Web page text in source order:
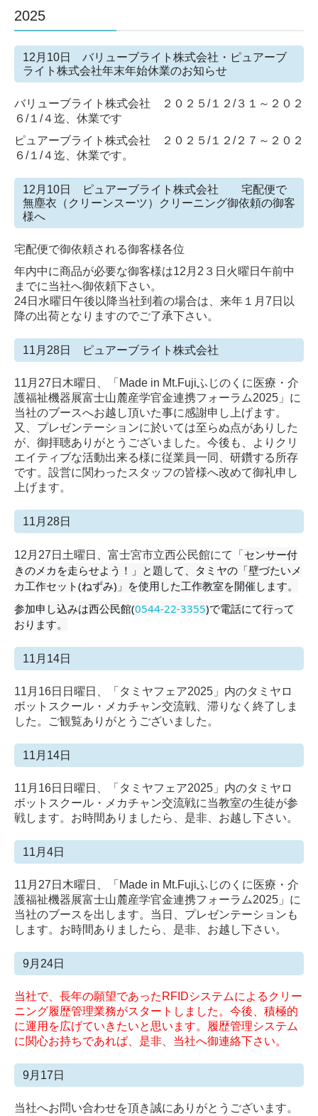
2025
12月10日 バリューブライト株式会社・ピュアーブ
ライト株式会社年末年始休業のお知らせ
バリューブライト株式会社 ２０２５/１２/３１～２０２
６/１/４迄、休業です
ピュアーブライト株式会社 ２０２５/１２/２７～２０２
６/１/４迄、休業です。
12月10日 ピュアーブライト株式会社 宅配便で
無塵衣（クリーンスーツ）クリーニング御依頼の御客
様へ
宅配便で御依頼される御客様各位
年内中に商品が必要な御客様は12月2３日火曜日午前中
までに当社へ御依頼下さい。
24日水曜日午後以降当社到着の場合は、来年１月7日以
降の出荷となりますのでご了承下さい。
11月28日 ピュアーブライト株式会社
11月27日木曜日、「Made in Mt.Fujiふじのくに医療・介
護福祉機器展富士山麓産学官金連携フォーラム2025」に
当社のブースへお越し頂いた事に感謝申し上げます。
又、プレゼンテーションに於いては至らぬ点がありした
が、御拝聴ありがとうございました。今後も、よりクリ
エイティブな活動出来る様に従業員一同、研鑽する所存
です。設営に関わったスタッフの皆様へ改めて御礼申し
上げます。
11月28日
12月27日土曜日、富士宮市立西公民館にて「 センサー付
きのメカを走らせよう！」と題して、タミヤの「壁づたいメ
カ工作セット(ねずみ)」を使用した工作教室を開催します。
参加申し込みは西公民館(0544-22-3355)で電話にて行って
おります。
11月14日
11月16日日曜日、「タミヤフェア2025」内のタミヤロ
ボットスクール・メカチャン交流戦、滞りなく終了しま
した。ご観覧ありがとうございました。
11月14日
11月16日日曜日、「タミヤフェア2025」内のタミヤロ
ボットスクール・メカチャン交流戦に当教室の生徒が参
戦します。お時間ありましたら、是非、お越し下さい。
11月4日
11月27日木曜日、「Made in Mt.Fujiふじのくに医療・介
護福祉機器展富士山麓産学官金連携フォーラム2025」に
当社のブースを出します。当日、プレゼンテーションも
します。お時間ありましたら、是非、お越し下さい。
9月24日
当社で、長年の願望であったRFIDシステムによるクリー
ニング履歴管理業務がスタートしました。今後、積極的
に運用を広げていきたいと思います。履歴管理システム
に関心お持ちであれば、是非、当社へ御連絡下さい。
9月17日
当社へお問い合わせを頂き誠にありがとうございます。